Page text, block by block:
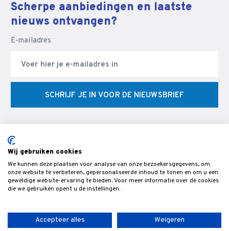
Scherpe aanbiedingen en laatste
nieuws ontvangen?
E-mailadres
SCHRIJF JE IN VOOR DE NIEUWSBRIEF
© Veldman Slijptechniek - Slijperij & specialist in CNC
gereedschappen & snijgereedschap voor de bewerking van hout,-
Wij gebruiken cookies
We kunnen deze plaatsen voor analyse van onze bezoekersgegevens, om
onze website te verbeteren, gepersonaliseerde inhoud te tonen en om u een
geweldige website-ervaring te bieden. Voor meer informatie over de cookies
die we gebruiken opent u de instellingen.
Accepteer alles Weigeren